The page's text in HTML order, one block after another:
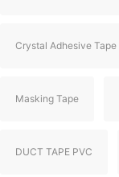
Crystal Adhesive Tape
Masking Tape
DUCT TAPE PVC